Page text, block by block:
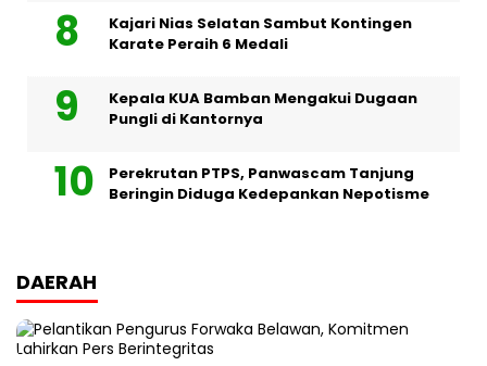
Kajari Nias Selatan Sambut Kontingen
Karate Peraih 6 Medali
Kepala KUA Bamban Mengakui Dugaan
Pungli di Kantornya
Perekrutan PTPS, Panwascam Tanjung
Beringin Diduga Kedepankan Nepotisme
DAERAH